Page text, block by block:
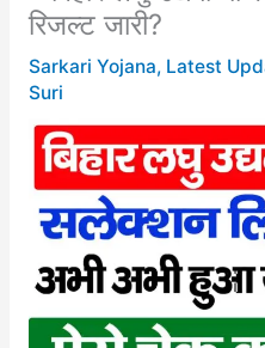
रिजल्ट जारी?
Sarkari Yojana, Latest
Suri